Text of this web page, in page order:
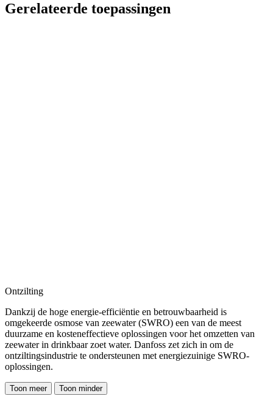
Gerelateerde toepassingen
Ontzilting
Dankzij de hoge energie-efficiëntie en betrouwbaarheid is
omgekeerde osmose van zeewater (SWRO) een van de meest
duurzame en kosteneffectieve oplossingen voor het omzetten van
zeewater in drinkbaar zoet water. Danfoss zet zich in om de
ontziltingsindustrie te ondersteunen met energiezuinige SWRO-
oplossingen.
Toon meer Toon minder